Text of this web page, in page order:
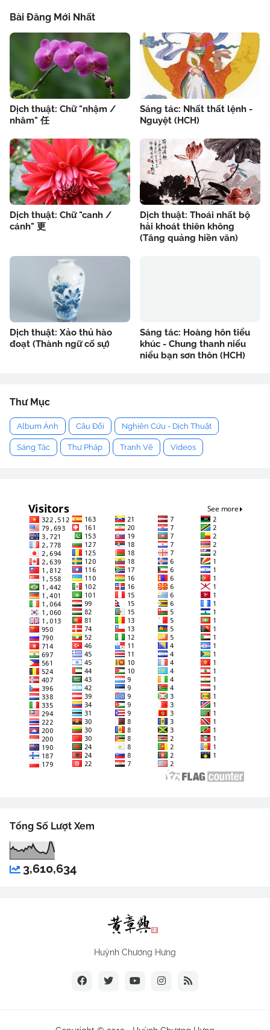
Bài Đăng Mới Nhất
Dịch thuật: Chữ "nhậm /
nhâm" 任
Sáng tác: Nhất thất lệnh -
Nguyệt (HCH)
Dịch thuật: Chữ "canh /
cánh" 更
Dịch thuật: Thoái nhất bộ
hải khoát thiên không
(Tăng quảng hiền văn)
Dịch thuật: Xảo thủ hào
đoạt (Thành ngữ cố sự)
Sáng tác: Hoàng hôn tiểu
khúc - Chung thanh niểu
niểu bạn sơn thôn (HCH)
Thư Mục
Album Ảnh Câu Đối Nghiên Cứu - Dịch Thuật
Sáng Tác Thư Pháp Tranh Vẽ Videos
Tổng Số Lượt Xem
3,610,634
Huỳnh Chương Hưng